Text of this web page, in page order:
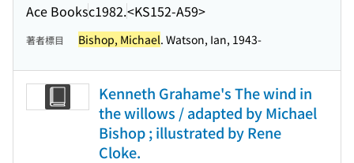
Ace Booksc1982.<KS152-A59>
著者標目 Bishop, Michael. Watson, Ian, 1943-
Kenneth Grahame's The wind in
the willows / adapted by Michael
Bishop ; illustrated by Rene
Cloke.